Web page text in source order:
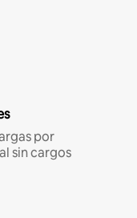
por
sin cargos